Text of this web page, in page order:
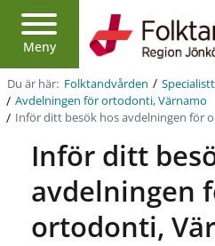
Meny
Region
Jönköpings
län
Du är här: Folktandvården /
/ Avdelningen för ortodonti, Värnamo
/ Inför ditt besök hos avdelningen för
Inför ditt
avdelningen
ortodonti,